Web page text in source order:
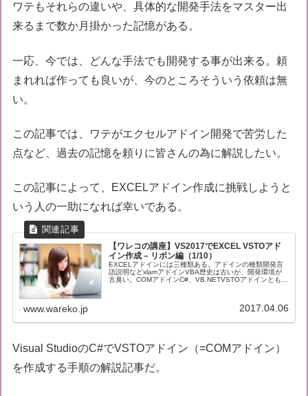
ワテもそれらの違いや、具体的な開発手法をマスター出
来るまで数か月掛かった記憶がある。
一応、今では、どんな手法でも開発する事が出来る。頼
まれれば作っても良いが、今のところそういう依頼は無
い。
この記事では、ワテがエクセルアドイン開発で苦労した
点など、過去の記憶を頼りに皆さんの為に解説したい。
この記事によって、EXCELアドイン作成に挑戦しようと
いう人の一助になれば幸いである。
【ワレコの講座】VS2017でEXCEL VSTOアド
イン作成 – リボン編（1/10）
EXCELアドインには三種類ある。アドインの種類開発言
語説明などxlamアドインVBA歴史は古いが、開発環境が
古臭い。COMアドインC#、VB.NETVSTOアドインとも言
www.wareko.jp 2017.04.06
Visual StudioのC#でVSTOアドイン（=COMアドイン）
を作成する手順の解説記事だ。